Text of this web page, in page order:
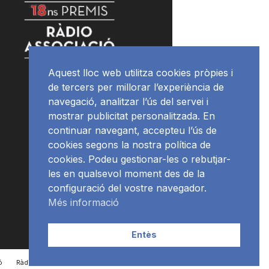
RàdioNews
Aquest lloc web utilitza cookies pròpies i
de tercers per millorar l’experiència de
navegació, analitzar l’ús del servei i
mostrar publicitat personalitzada. En
continuar navegant, accepteu l’ús de
cookies segons la nostra política de
cookies. Podeu gestionar-les o rebutjar-
les en qualsevol moment des de la
configuració del vostre navegador.
Més informació
Entès